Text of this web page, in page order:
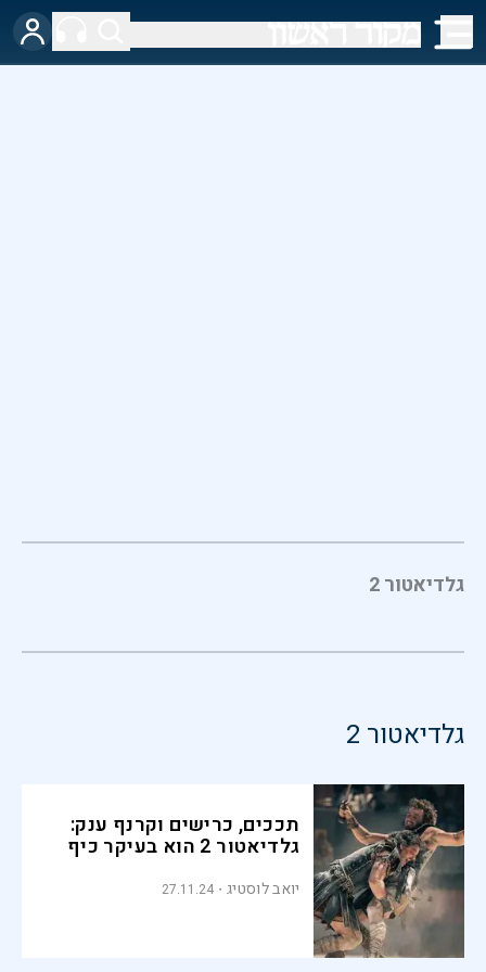
גלדיאטור 2
גלדיאטור 2
תככים, כרישים וקרנף ענק:
גלדיאטור 2 הוא בעיקר כיף
יואב לוסטיג 27.11.24